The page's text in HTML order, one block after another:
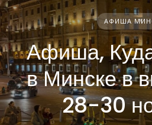
АФИША
Афиша,
в Минске в
28-30